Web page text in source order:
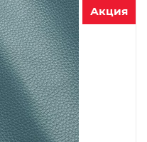
Акция